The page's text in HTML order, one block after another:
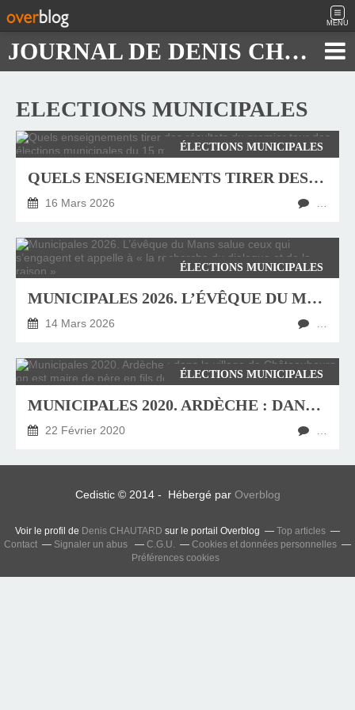
MENU
JOURNAL DE DENIS CHAUTARD
ELECTIONS MUNICIPALES
ÉLECTIONS MUNICIPALES
QUELS ENSEIGNEMENTS TIRER DES RÉSULTATS DU PREMIER TOUR DES ÉLECTIONS MUNICIPALES DU 15 MARS 2026 ?
16 Mars 2026
ÉLECTIONS MUNICIPALES
MUNICIPALES 2026. L’ÉVÊQUE DU MANS SALUE CEUX QUI S’ENGAGENT ET APPELLE À « LA RECHERCHE DU DIALOGUE ET DE LA RAISON »
14 Mars 2026
ÉLECTIONS MUNICIPALES
MUNICIPALES 2020. ARDÈCHE : DANS LE VILLAGE DE CHÂTEAUBOURG, ON EST MAIRE DE PÈRE EN FILS DEPUIS LE 18E SIÈCLE
22 Février 2020
Cedistic © 2014 - Hébergé par Overblog
Voir le profil de Denis CHAUTARD sur le portail Overblog
Top articles
Contact
Signaler un abus C.G.U.
Cookies et données personnelles
Préférences cookies